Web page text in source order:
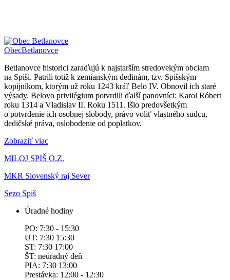
ObecBetlanovce
Betlanovce historici zaraďujú k najstarším stredovekým obciam
na Spiši. Patrili totiž k zemianským dedinám, tzv. Spišským
kopijníkom, ktorým už roku 1243 kráľ Belo IV. Obnovil ich staré
výsady. Belovo privilégium potvrdili ďalší panovníci: Karol Róbert
roku 1314 a Vladislav II. Roku 1511. Išlo predovšetkým
o potvrdenie ich osobnej slobody, právo voliť vlastného sudcu,
dedičské práva, oslobodenie od poplatkov.
Zobraziť viac
MILOJ SPIŠ O.Z.
MKR Slovenský raj Sever
Sezo Spiš
Úradné hodiny
PO: 7:30 - 15:30
UT: 7:30 15:30
ST: 7:30 17:00
ŠT: neúradný deň
PIA: 7:30 13:00
Prestávka: 12:00 - 12:30